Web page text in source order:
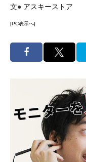
文● アスキーストア
[PC表示へ]